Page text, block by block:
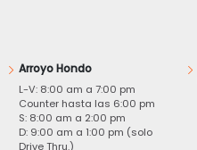
Arroyo Hondo
L-V: 8:00 am a 7:00 pm
Counter hasta las 6:00 pm
S: 8:00 am a 2:00 pm
D: 9:00 am a 1:00 pm (solo
Drive Thru.)